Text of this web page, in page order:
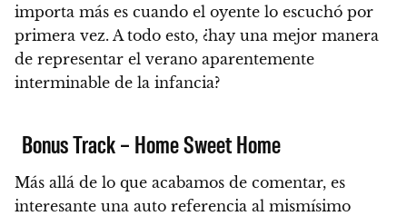
importa más es cuando el oyente lo escuchó por
primera vez. A todo esto, ¿hay una mejor manera
de representar el verano aparentemente
interminable de la infancia?
Bonus Track – Home Sweet Home
Más allá de lo que acabamos de comentar, es
interesante una auto referencia al mismísimo